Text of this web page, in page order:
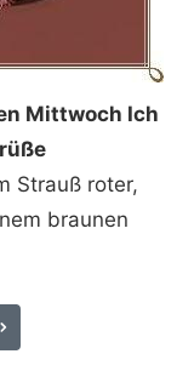
Mittwoch Ich
Strauß roter,
braunen
Code